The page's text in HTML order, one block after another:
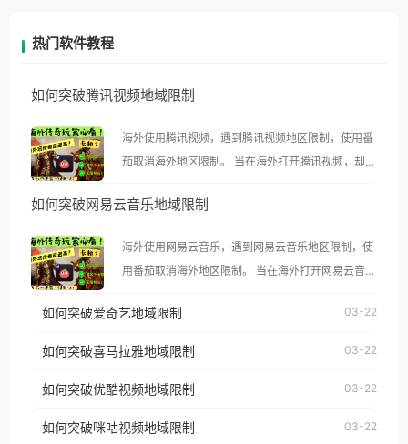
热门软件教程
如何突破腾讯视频地域限制
海外使用腾讯视频，遇到腾讯视频地区限制，使用番
茄取消海外地区限制。 当在海外打开腾讯视频，却突
示语。 海外用户如香港、澳门、台湾、美国、加拿
像其他音乐平台一样，出现地区及版权限制问题，且
仅能在中国大陆地区播放。 遇到这个问题的朋友们，
台湾、美国、加拿大、澳大利亚、欧洲等国家和地区
权限制所困扰。
如何突破网易云音乐地域限制
海外使用网易云音乐，遇到网易云音乐地区限制，使
用番茄取消海外地区限制。 当在海外打开网易云音
播放”的提示语。 海外用户如香港、澳门、台湾、美
制问题，且仅能在中国大陆地区播放。 遇到这个问题
户收听网易云音乐地区版权限制」的问题，无论人在
如何突破爱奇艺地域限制 03-22
如何突破喜马拉雅地域限制 03-22
如何突破优酷视频地域限制 03-22
如何突破咪咕视频地域限制 03-22